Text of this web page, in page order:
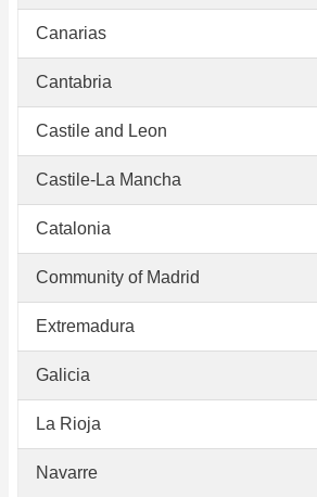
Canarias
Cantabria
Castile and Leon
Castile-La Mancha
Catalonia
Community of Madrid
Extremadura
Galicia
La Rioja
Navarre